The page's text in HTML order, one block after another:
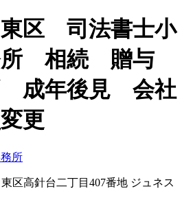
区 司法書士小
所 相続 贈与
成年後見 会社
更
区高針台二丁目407番地 ジュネス